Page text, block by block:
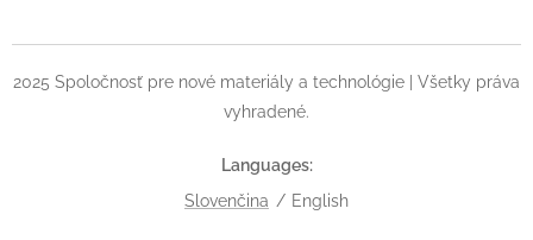
2025 Spoločnosť pre nové materiály a technológie | Všetky práva
vyhradené.
Languages
Slovenčina
English